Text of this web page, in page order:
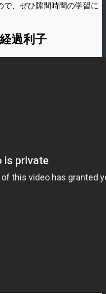
、ぜひ隙間時間の学習に
過利子